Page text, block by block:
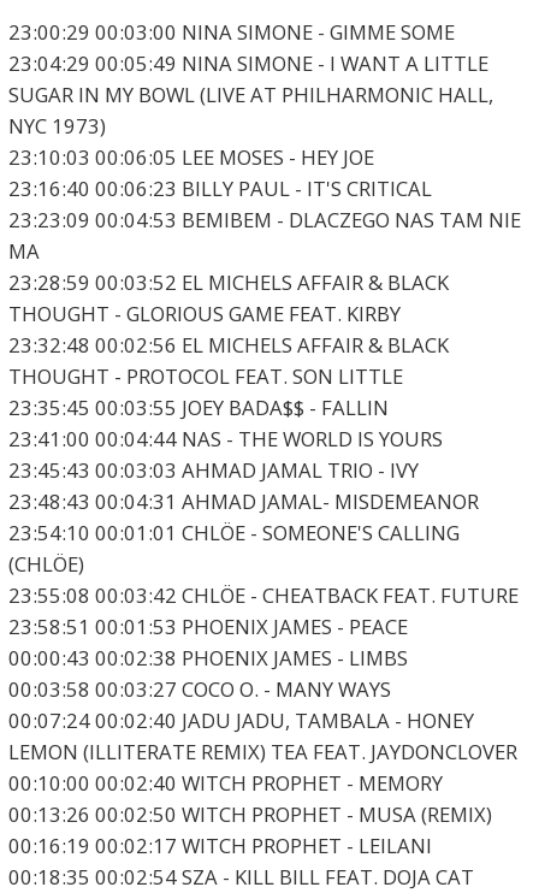
23:00:29 00:03:00 NINA SIMONE - GIMME SOME
23:04:29 00:05:49 NINA SIMONE - I WANT A LITTLE
SUGAR IN MY BOWL (LIVE AT PHILHARMONIC HALL,
NYC 1973)
23:10:03 00:06:05 LEE MOSES - HEY JOE
23:16:40 00:06:23 BILLY PAUL - IT'S CRITICAL
23:23:09 00:04:53 BEMIBEM - DLACZEGO NAS TAM NIE
MA
23:28:59 00:03:52 EL MICHELS AFFAIR & BLACK
THOUGHT - GLORIOUS GAME FEAT. KIRBY
23:32:48 00:02:56 EL MICHELS AFFAIR & BLACK
THOUGHT - PROTOCOL FEAT. SON LITTLE
23:35:45 00:03:55 JOEY BADA$$ - FALLIN
23:41:00 00:04:44 NAS - THE WORLD IS YOURS
23:45:43 00:03:03 AHMAD JAMAL TRIO - IVY
23:48:43 00:04:31 AHMAD JAMAL- MISDEMEANOR
23:54:10 00:01:01 CHLÖE - SOMEONE'S CALLING
(CHLÖE)
23:55:08 00:03:42 CHLÖE - CHEATBACK FEAT. FUTURE
23:58:51 00:01:53 PHOENIX JAMES - PEACE
00:00:43 00:02:38 PHOENIX JAMES - LIMBS
00:03:58 00:03:27 COCO O. - MANY WAYS
00:07:24 00:02:40 JADU JADU, TAMBALA - HONEY
LEMON (ILLITERATE REMIX) TEA FEAT. JAYDONCLOVER
00:10:00 00:02:40 WITCH PROPHET - MEMORY
00:13:26 00:02:50 WITCH PROPHET - MUSA (REMIX)
00:16:19 00:02:17 WITCH PROPHET - LEILANI
00:18:35 00:02:54 SZA - KILL BILL FEAT. DOJA CAT